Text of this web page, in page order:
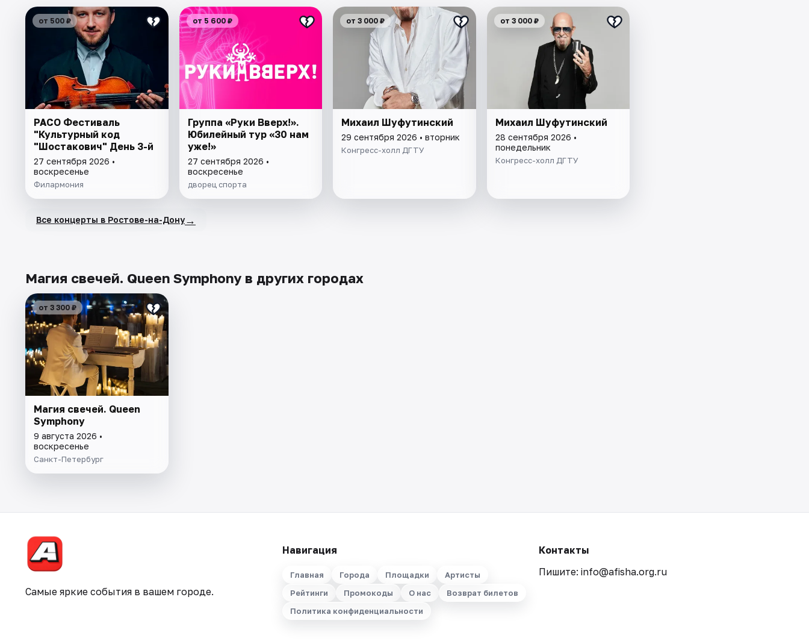
от 500 ₽
РАСО Фестиваль
"Культурный код
"Шостакович" День 3-й
27 сентября 2026 •
воскресенье
Филармония
от 5 600 ₽
Группа «Руки Вверх!».
Юбилейный тур «30 нам
уже!»
27 сентября 2026 •
воскресенье
дворец спорта
от 3 000 ₽
Михаил Шуфутинский
29 сентября 2026 • вторник
Конгресс-холл ДГТУ
от 3 000 ₽
Михаил Шуфутинский
28 сентября 2026 •
понедельник
Конгресс-холл ДГТУ
Все концерты в Ростове-на-Дону→
Магия свечей. Queen Symphony в других городах
от 3 300 ₽
Магия свечей. Queen
Symphony
9 августа 2026 •
воскресенье
Санкт-Петербург
Самые яркие события в вашем городе.
Навигация
Главная Города Площадки
Артисты
Рейтинги
Промокоды О нас
Возврат билетов
Политика конфиденциальности
Контакты
Пишите: info@afisha.org.ru